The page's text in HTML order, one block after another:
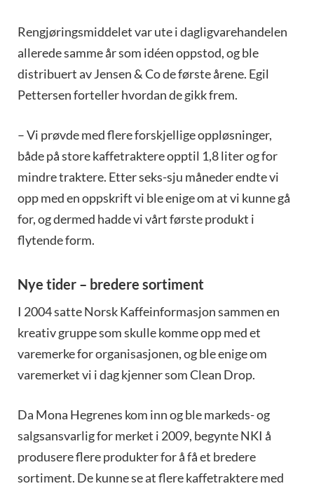
Rengjøringsmiddelet var ute i dagligvarehandelen
allerede samme år som idéen oppstod, og ble
distribuert av Jensen & Co de første årene. Egil
Pettersen forteller hvordan de gikk frem.
– Vi prøvde med flere forskjellige oppløsninger,
både på store kaffetraktere opptil 1,8 liter og for
mindre traktere. Etter seks-sju måneder endte vi
opp med en oppskrift vi ble enige om at vi kunne gå
for, og dermed hadde vi vårt første produkt i
flytende form.
Nye tider – bredere sortiment
I 2004 satte Norsk Kaffeinformasjon sammen en
kreativ gruppe som skulle komme opp med et
varemerke for organisasjonen, og ble enige om
varemerket vi i dag kjenner som Clean Drop.
Da Mona Hegrenes kom inn og ble markeds- og
salgsansvarlig for merket i 2009, begynte NKI å
produsere flere produkter for å få et bredere
sortiment. De kunne se at flere kaffetraktere med